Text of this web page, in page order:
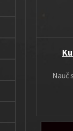
Nauč